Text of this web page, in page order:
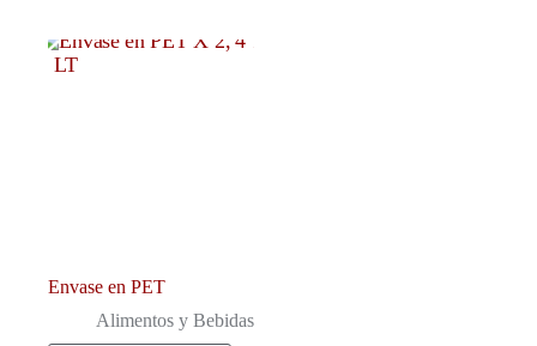
Envase en PET
Alimentos y Bebidas